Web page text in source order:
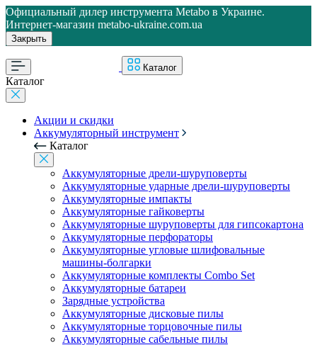
Официальный дилер инструмента Metabo в Украине.
Интернет-магазин metabo-ukraine.com.ua
Закрыть
Каталог
Каталог
Акции и скидки
Аккумуляторный инструмент
Каталог
Аккумуляторные дрели-шуруповерты
Аккумуляторные ударные дрели-шуруповерты
Аккумуляторные импакты
Аккумуляторные гайковерты
Аккумуляторные шуруповерты для гипсокартона
Аккумуляторные перфораторы
Аккумуляторные угловые шлифовальные
машины-болгарки
Аккумуляторные комплекты Combo Set
Аккумуляторные батареи
Зарядные устройства
Аккумуляторные дисковые пилы
Аккумуляторные торцовочные пилы
Аккумуляторные сабельные пилы